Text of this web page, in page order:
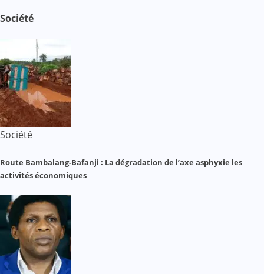
Société
Société
Route Bambalang-Bafanji : La dégradation de l’axe asphyxie les
activités économiques